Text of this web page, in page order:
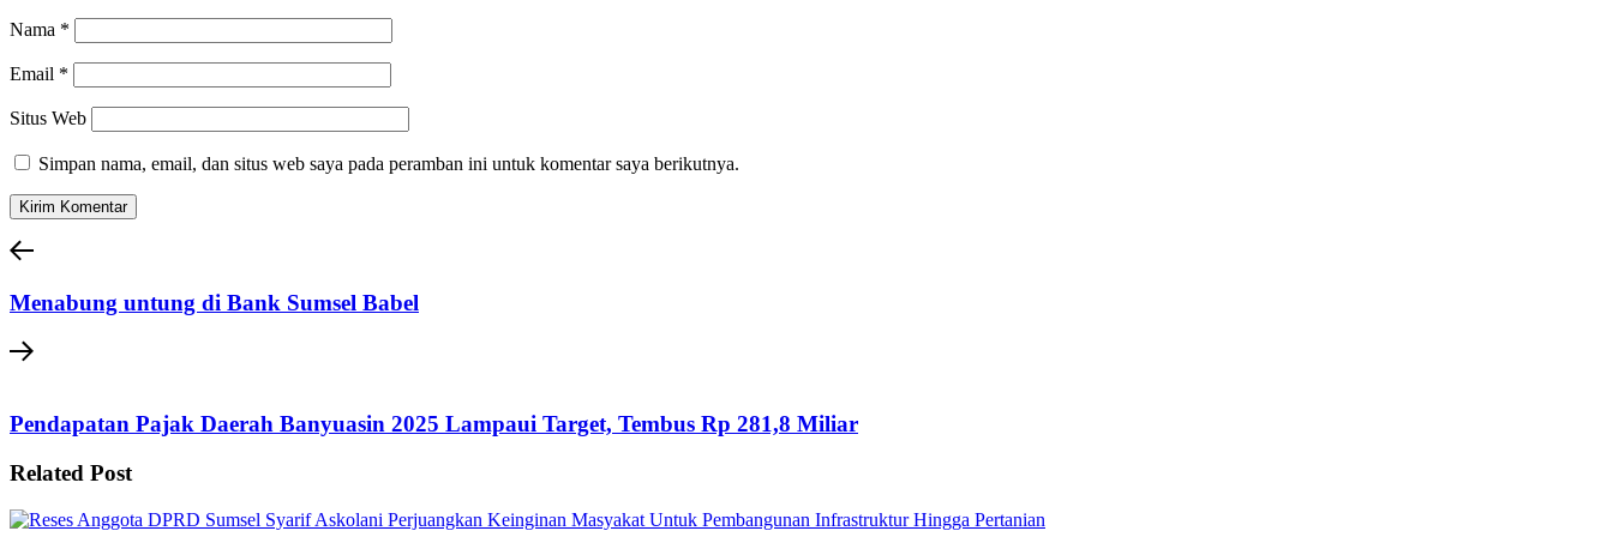
Nama *
Email *
Situs Web
Simpan nama, email, dan situs web saya pada peramban ini untuk komentar saya berikutnya.
Menabung untung di Bank Sumsel Babel
Pendapatan Pajak Daerah Banyuasin 2025 Lampaui Target, Tembus Rp 281,8 Miliar
Related Post